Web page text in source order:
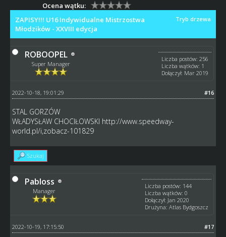
Ocena wątku:
Tryb drzewa
ZAPISY!!! U16 Indywidualne Mistrzostwa
Młodzików - XXVIII edycja
ROBOOPEL
Super Manager
Liczba postów: 256
Liczba wątków: 1
Dołączył: Mar 2019
#16
2022-10-18, 19:01:29
STAL GORZÓW
WŁADYSŁAW CHOCIŁOWSKI http://www.speedway-
world.pl/i,zobacz-101829
Szukaj
Pabloss
Manager
Liczba postów: 144
Liczba wątków: 0
Dołączył: Jan 2020
Drużyna: Atlas Bydgoszcz
#17
2022-10-19, 17:15:50